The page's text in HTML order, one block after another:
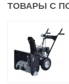
ТОВАРЫ С